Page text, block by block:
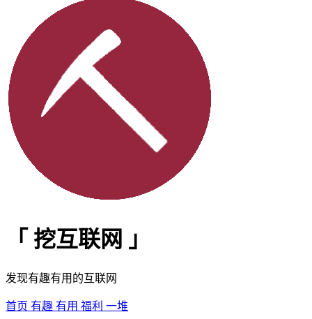
「 挖互联网 」
发现有趣有用的互联网
首页 有趣 有用 福利 一堆